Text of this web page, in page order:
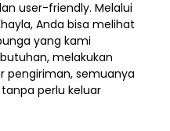
user-friendly. Melalui
Anda bisa melihat
yang kami
melakukan
pengiriman,semuanya
perlu keluar